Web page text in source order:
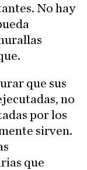
No hay
que sus
no
por los
sirven.
que